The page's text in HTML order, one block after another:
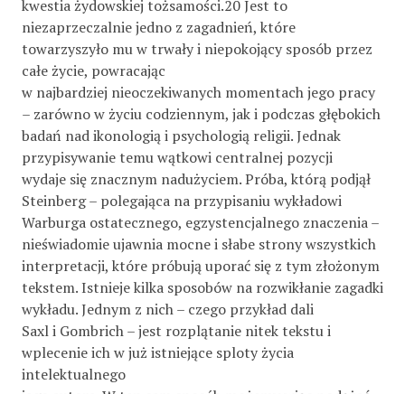
kwestia żydowskiej tożsamości.20 Jest to
niezaprzeczalnie jedno z zagadnień, które
towarzyszyło mu w trwały i niepokojący sposób przez
całe życie, powracając
w najbardziej nieoczekiwanych momentach jego pracy
– zarówno w życiu codziennym, jak i podczas głębokich
badań nad ikonologią i psychologią religii. Jednak
przypisywanie temu wątkowi centralnej pozycji
wydaje się znacznym nadużyciem. Próba, którą podjął
Steinberg – polegająca na przypisaniu wykładowi
Warburga ostatecznego, egzystencjalnego znaczenia –
nieświadomie ujawnia mocne i słabe strony wszystkich
interpretacji, które próbują uporać się z tym złożonym
tekstem. Istnieje kilka sposobów na rozwikłanie zagadki
wykładu. Jednym z nich – czego przykład dali
Saxl i Gombrich – jest rozplątanie nitek tekstu i
wplecenie ich w już istniejące sploty życia
intelektualnego